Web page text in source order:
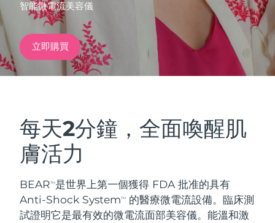
智能微電流美容儀
立即購買
每天2分鐘，全面喚醒肌
膚活力
BEARTM是世界上第一個獲得 FDA 批准的具有
Anti-Shock SystemTM
的醫療微電流設備。臨床測
試證明它是最有效的微電流面部美容儀。能溫和激
紅光療法
LUNA™ 4 套裝
Anti-aging massage
BEAR™ 2 套裝
Microcurrent toning
德國 預計送達日期08/08/2026
加拿大 預計送達日期12/08/2026
奧地利 預計送達日期08/08/2026
巴林
比利時 預計送達日期 08/08/2026
百慕達 預計送達日期14/08/2026